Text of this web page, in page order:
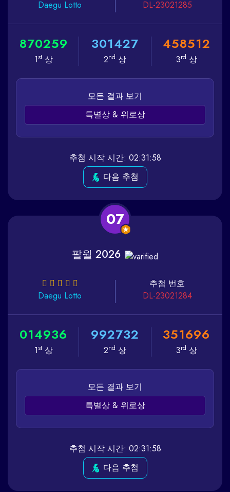
Daegu Lotto DL-23021285
870259
1st상
301427
2nd 상
458512
3rd 상
모든 결과 보기
특별상 & 위로상
추첨 시작 시간: 02:31:58
다음 추첨
07
팔월 2026
Daegu Lotto
추첨 번호
DL-23021284
014936
1st상
992732
2nd 상
351696
3rd 상
모든 결과 보기
특별상 & 위로상
추첨 시작 시간: 02:31:58
다음 추첨